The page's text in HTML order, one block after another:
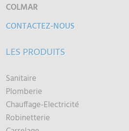
COLMAR
CONTACTEZ-NOUS
LES PRODUITS
Sanitaire
Plomberie
Chauffage-Electricité
Robinetterie